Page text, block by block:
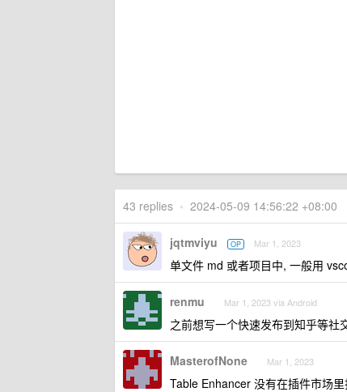
43 replies • 2024-05-09 14:56:22 +08:00
jqtmviyu OP Mar 1, 2023
单文件 md 或者项目中, 一般用
renmu Mar 1, 2023 via Android
之前想写一个快速发布到知乎等社
MasterofNone Mar 1, 2023
Table Enhancer 没有在插件市场里